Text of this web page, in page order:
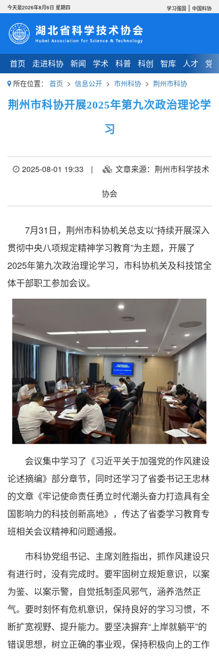
首页 走进科协 新闻 学术 科普 科创 智库 人才 党
今天是2026年8月6日 星期四 学习强国 | 中国科协
所在位置： 首页 > 信息公开 > 市州科协 > 荆州市科协
荆州市科协开展2025年第九次政治理论学
习
2025-08-01 19:33 | 文章来源：荆州市科学技术
协会
7月31日，荆州市科协机关总支以“持续开展深入
贯彻中央八项规定精神学习教育”为主题，开展了
2025年第九次政治理论学习，市科协机关及科技馆全
体干部职工参加会议。
会议集中学习了《习近平关于加强党的作风建设
论述摘编》部分章节，同时还学习了省委书记王忠林
的文章《牢记使命责任勇立时代潮头奋力打造具有全
国影响力的科技创新高地》，传达了省委学习教育专
班相关会议精神和问题通报。
市科协党组书记、主席刘胜指出，抓作风建设只
有进行时，没有完成时。要牢固树立规矩意识，以案
为鉴、以案示警，自觉抵制歪风邪气，涵养浩然正
气。要时刻怀有危机意识，保持良好的学习习惯，不
断扩宽视野、提升能力。要坚决摒弃“上岸就躺平”的
错误思想，树立正确的事业观，保持积极向上的工作